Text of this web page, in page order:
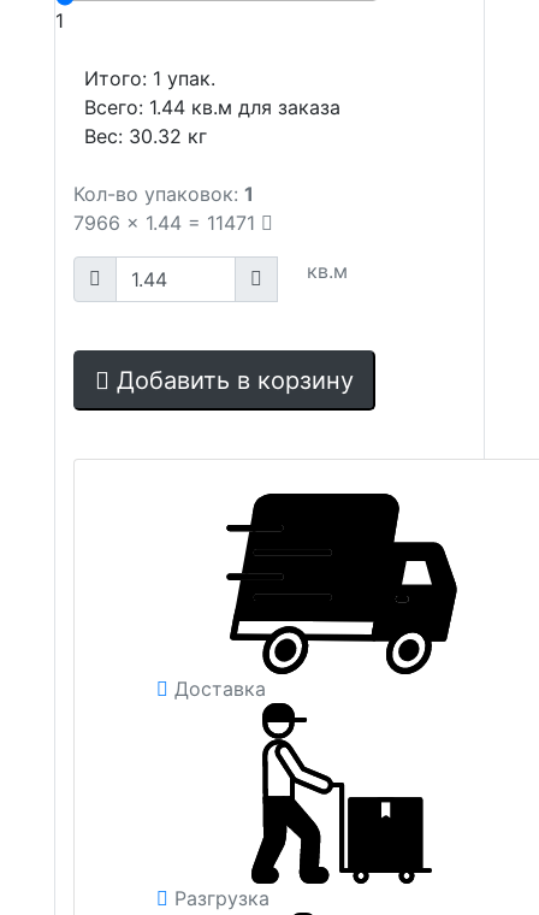
1
Итого: 1 упак.
Всего: 1.44 кв.м для заказа
Вес: 30.32 кг
Кол-во упаковок: 1
7966 x 1.44 = 11471
кв.м
Добавить в корзину
Доставка
Разгрузка